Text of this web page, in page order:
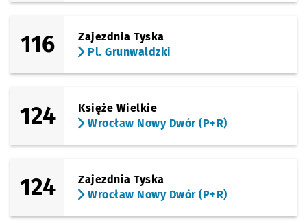
116
Zajezdnia Tyska
Pl. Grunwaldzki
124
Księże Wielkie
Wrocław Nowy Dwór (P+R)
124
Zajezdnia Tyska
Wrocław Nowy Dwór (P+R)